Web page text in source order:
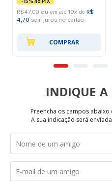
R$47,00 ou em até 10x deR$
4,70 sem juros no cartão
COMPRAR
INDIQUE
Preencha os campos
A sua indicação será